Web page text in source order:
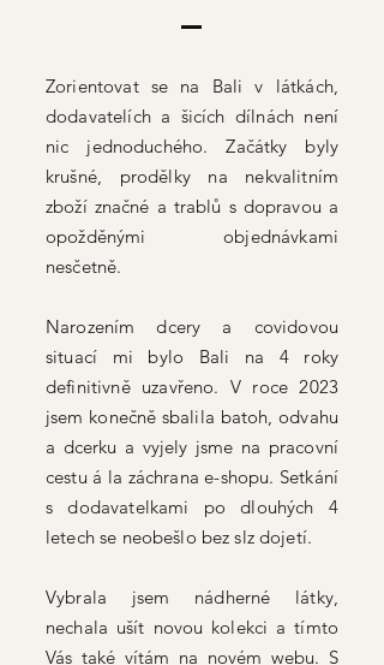
Zorientovat se na Bali v látkách,
dodavatelích a šicích dílnách není
nic jednoduchého. Začátky byly
krušné, prodělky na nekvalitním
zboží značné a trablů s dopravou a
opožděnými objednávkami
nesčetně.
Narozením dcery a covidovou
situací mi bylo Bali na 4 roky
definitivně uzavřeno. V roce 2023
jsem konečně sbalila batoh, odvahu
a dcerku a vyjely jsme na pracovní
cestu á la záchrana e-shopu. Setkání
s dodavatelkami po dlouhých 4
letech se neobešlo bez slz dojetí.
Vybrala jsem nádherné látky,
nechala ušít novou kolekci a tímto
Vás také vítám na novém webu. S